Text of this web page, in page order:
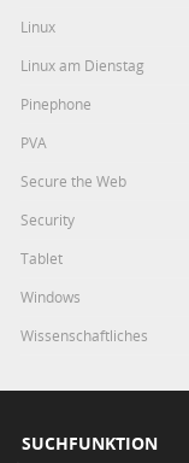
Linux
Linux am Dienstag
Pinephone
PVA
Secure the Web
Security
Tablet
Windows
Wissenschaftliches
SUCHFUNKTION